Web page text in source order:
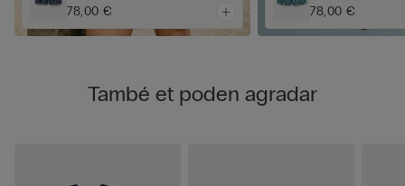
78,00 € 78,00 €
També et poden agradar